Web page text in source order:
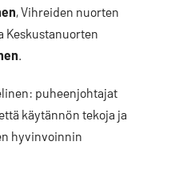
, Vihreiden nuorten
Keskustanuorten
puheenjohtajat
käytännön tekoja ja
hyvinvoinnin